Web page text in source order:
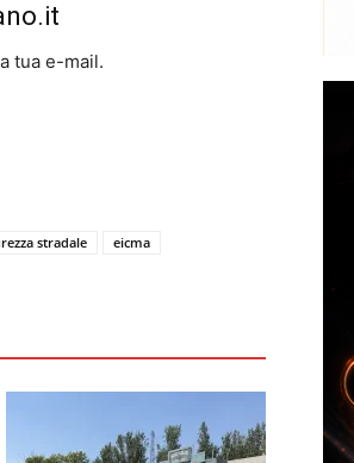
tua e-mail.
stradale
eicma